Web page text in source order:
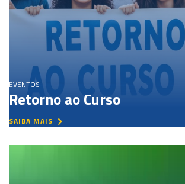
EVENTOS
Retorno ao Curso
SAIBA MAIS